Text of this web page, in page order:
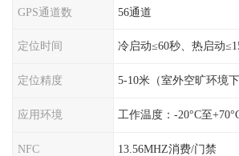
GPS通道数 56通道
定位时间
定位精度 5-10米（室外空旷环境下
应用环境
NFC 13.56MHZ消费/门禁